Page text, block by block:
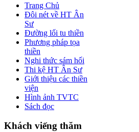
Trang Chủ
Đôi nét về HT Ân
Sư
Đường lối tu thiền
Phương pháp tọa
thiền
Nghi thức sám hối
Thi kệ HT Ân Sư
Giới thiệu các thiền
viện
Hình ảnh TVTC
Sách đọc
Khách viếng thăm